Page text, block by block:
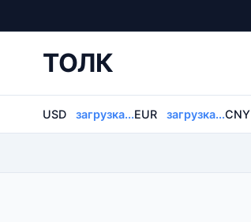
ТОЛК
USD загрузка...EUR загрузка...CNY